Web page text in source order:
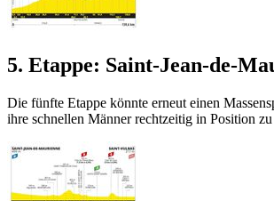
5. Etappe: Saint-Jean-de-
Die fünfte Etappe könnte erneut einen
ihre schnellen Männer rechtzeitig in Position